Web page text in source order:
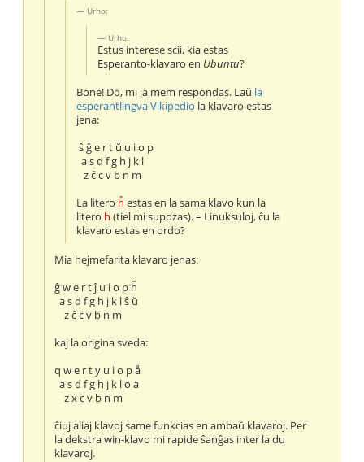
Urho:
Urho:
Estus interese scii, kia estas
Esperanto-klavaro en Ubuntu?
Bone! Do, mi ja mem respondas. Laŭ la
esperantlingva Vikipedio la klavaro estas
jena:
ŝ ĝ e r t ŭ u i o p
a s d f g h j k l
z ĉ c v b n m
La litero ĥ estas en la sama klavo kun la
litero h (tiel mi supozas). – Linuksuloj, ĉu la
klavaro estas en ordo?
Mia hejmefarita klavaro jenas:
ĝ w e r t ĵ u i o p ĥ
a s d f g h j k l ŝ ŭ
z ĉ c v b n m
kaj la origina sveda:
q w e r t y u i o p å
a s d f g h j k l ö ä
z x c v b n m
ĉiuj aliaj klavoj same funkcias en ambaŭ klavaroj. Per
la dekstra win-klavo mi rapide ŝanĝas inter la du
klavaroj.